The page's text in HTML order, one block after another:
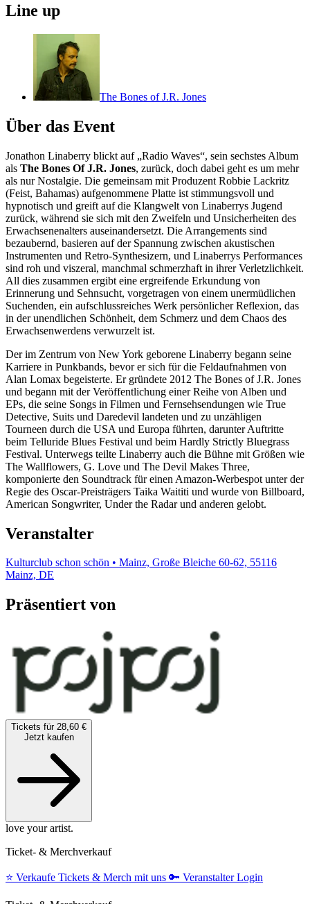
Line up
The Bones of J.R. Jones
Über das Event
Jonathon Linaberry blickt auf „Radio Waves“, sein sechstes Album
als The Bones Of J.R. Jones, zurück, doch dabei geht es um mehr
als nur Nostalgie. Die gemeinsam mit Produzent Robbie Lackritz
(Feist, Bahamas) aufgenommene Platte ist stimmungsvoll und
hypnotisch und greift auf die Klangwelt von Linaberrys Jugend
zurück, während sie sich mit den Zweifeln und Unsicherheiten des
Erwachsenenalters auseinandersetzt. Die Arrangements sind
bezaubernd, basieren auf der Spannung zwischen akustischen
Instrumenten und Retro-Synthesizern, und Linaberrys Performances
sind roh und viszeral, manchmal schmerzhaft in ihrer Verletzlichkeit.
All dies zusammen ergibt eine ergreifende Erkundung von
Erinnerung und Sehnsucht, vorgetragen von einem unermüdlichen
Suchenden, ein aufschlussreiches Werk persönlicher Reflexion, das
in der unendlichen Schönheit, dem Schmerz und dem Chaos des
Erwachsenwerdens verwurzelt ist.
Der im Zentrum von New York geborene Linaberry begann seine
Karriere in Punkbands, bevor er sich für die Feldaufnahmen von
Alan Lomax begeisterte. Er gründete 2012 The Bones of J.R. Jones
und begann mit der Veröffentlichung einer Reihe von Alben und
EPs, die seine Songs in Filmen und Fernsehsendungen wie True
Detective, Suits und Daredevil landeten und zu unzähligen
Tourneen durch die USA und Europa führten, darunter Auftritte
beim Telluride Blues Festival und beim Hardly Strictly Bluegrass
Festival. Unterwegs teilte Linaberry auch die Bühne mit Größen wie
The Wallflowers, G. Love und The Devil Makes Three,
komponierte den Soundtrack für einen Amazon-Werbespot unter der
Regie des Oscar-Preisträgers Taika Waititi und wurde von Billboard,
American Songwriter, Under the Radar und anderen gelobt.
Veranstalter
Kulturclub schon schön • Mainz, Große Bleiche 60-62, 55116
Mainz, DE
Präsentiert von
Tickets für 28,60 €
Jetzt kaufen
love your artist.
Ticket- & Merchverkauf
⭐️ Verkaufe Tickets & Merch mit uns 🔑 Veranstalter Login